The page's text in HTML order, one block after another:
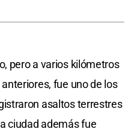
pero a varios kilómetros
fue uno de los
asaltos terrestres
ciudad además fue